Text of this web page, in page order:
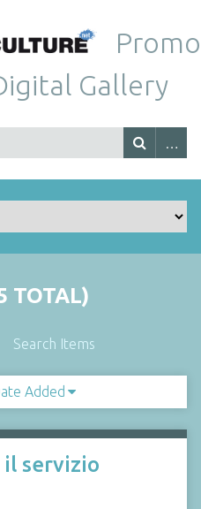
Promo
Gallery
TOTAL)
Search Items
Added
il servizio